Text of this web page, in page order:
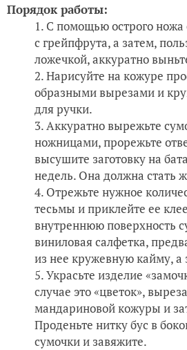
Порядок работы:
С помощью острого
с грейпфрута, а затем,
ложечкой, аккуратно
Нарисуйте на кожуре
образными вырезами и
для ручки.
Аккуратно вырежьте
ножницами, прорежьте
высушите заготовку на
недель. Она должна стать
Отрежьте нужное
тесьмы и приклейте ее
внутреннюю поверхность
виниловая салфетка,
из нее кружевную кайму, а
Украсьте изделие
случае это «цветок»,
мандариновой кожуры и
Проденьте нитку бус в
сумочки и завяжите.